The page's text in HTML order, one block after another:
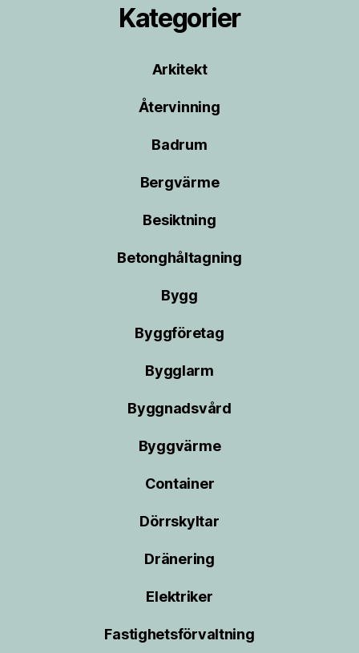
Kategorier
Arkitekt
Återvinning
Badrum
Bergvärme
Besiktning
Betonghåltagning
Bygg
Byggföretag
Bygglarm
Byggnadsvård
Byggvärme
Container
Dörrskyltar
Dränering
Elektriker
Fastighetsförvaltning